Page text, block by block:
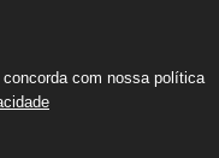
com nossa política